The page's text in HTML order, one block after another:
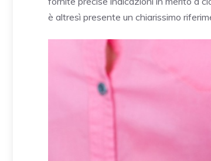
è altresì presente un chiarissimo